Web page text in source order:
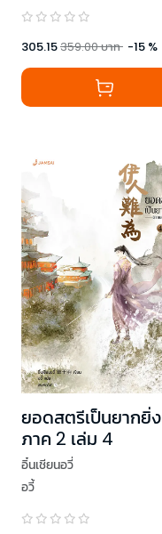
305.15359.00บาท -15 %
ยอดสตรีเป็นยากยิ่ง
ภาค 2 เล่ม 4
อิ๋นเชียนอวี่
อวี้